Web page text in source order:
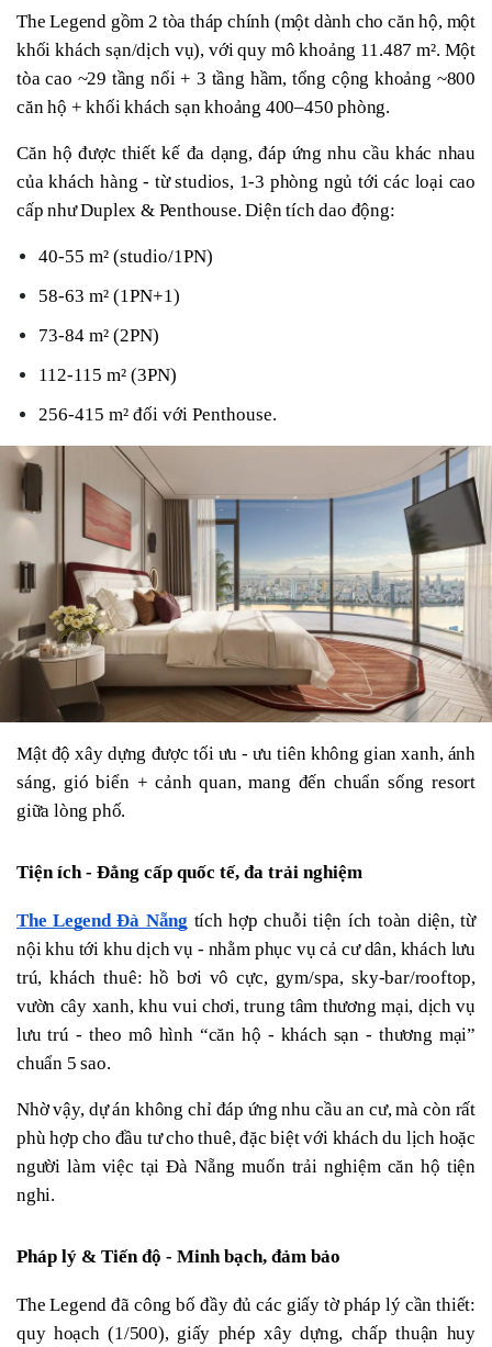
The Legend gồm 2 tòa tháp chính (một dành cho căn hộ, một
khối khách sạn/dịch vụ), với quy mô khoảng 11.487 m². Một
tòa cao ~29 tầng nổi + 3 tầng hầm, tổng cộng khoảng ~800
căn hộ + khối khách sạn khoảng 400–450 phòng.
Căn hộ được thiết kế đa dạng, đáp ứng nhu cầu khác nhau
của khách hàng - từ studios, 1-3 phòng ngủ tới các loại cao
cấp như Duplex & Penthouse. Diện tích dao động:
40-55 m² (studio/1PN)
58-63 m² (1PN+1)
73-84 m² (2PN)
112-115 m² (3PN)
256-415 m² đối với Penthouse.
Mật độ xây dựng được tối ưu - ưu tiên không gian xanh, ánh
sáng, gió biển + cảnh quan, mang đến chuẩn sống resort
giữa lòng phố.
Tiện ích - Đẳng cấp quốc tế, đa trải nghiệm
The Legend Đà Nẵng tích hợp chuỗi tiện ích toàn diện, từ
nội khu tới khu dịch vụ - nhằm phục vụ cả cư dân, khách lưu
trú, khách thuê: hồ bơi vô cực, gym/spa, sky-bar/rooftop,
vườn cây xanh, khu vui chơi, trung tâm thương mại, dịch vụ
lưu trú - theo mô hình “căn hộ - khách sạn - thương mại”
chuẩn 5 sao.
Nhờ vậy, dự án không chỉ đáp ứng nhu cầu an cư, mà còn rất
phù hợp cho đầu tư cho thuê, đặc biệt với khách du lịch hoặc
người làm việc tại Đà Nẵng muốn trải nghiệm căn hộ tiện
nghi.
Pháp lý & Tiến độ - Minh bạch, đảm bảo
The Legend đã công bố đầy đủ các giấy tờ pháp lý cần thiết:
quy hoạch (1/500), giấy phép xây dựng, chấp thuận huy